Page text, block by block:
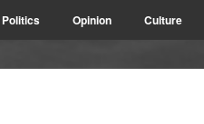
Politics Opinion Culture